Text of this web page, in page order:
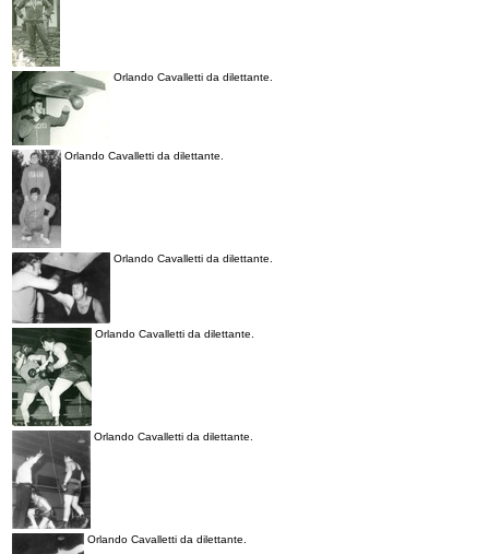
Orlando Cavalletti da dilettante.
Orlando Cavalletti da dilettante.
Orlando Cavalletti da dilettante.
Orlando Cavalletti da dilettante.
Orlando Cavalletti da dilettante.
Orlando Cavalletti da dilettante.